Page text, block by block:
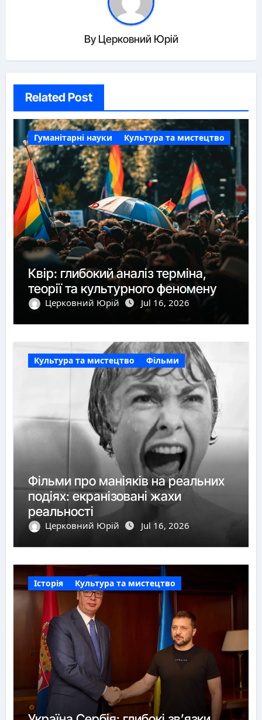
By Церковний Юрій
Related Post
Гуманітарні науки Культура та мистецтво
Квір: глибокий аналіз терміна,
теорії та культурного феномену
Церковний Юрій Jul 16, 2026
Культура та мистецтво Фільми
Фільми про маніяків на реальних
подіях: екранізовані жахи
реальності
Церковний Юрій Jul 16, 2026
Історія Культура та мистецтво